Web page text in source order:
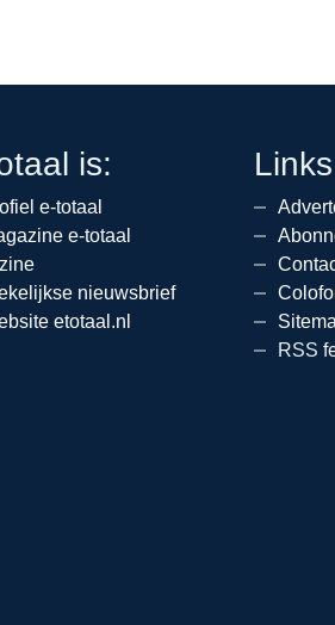
is:
e-totaal
e-totaal
nieuwsbrief
etotaal.nl
Links
RSS